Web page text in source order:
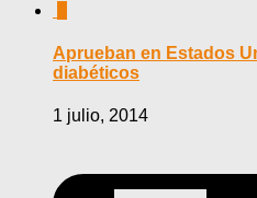
Aprueban en Estados
diabéticos
1 julio, 2014